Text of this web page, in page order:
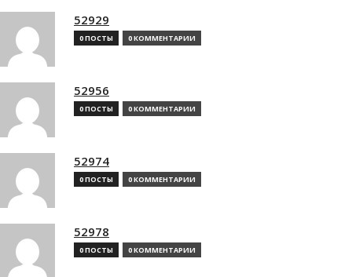
52929
0 ПОСТЫ 0 КОММЕНТАРИИ
52956
0 ПОСТЫ 0 КОММЕНТАРИИ
52974
0 ПОСТЫ 0 КОММЕНТАРИИ
52978
0 ПОСТЫ 0 КОММЕНТАРИИ